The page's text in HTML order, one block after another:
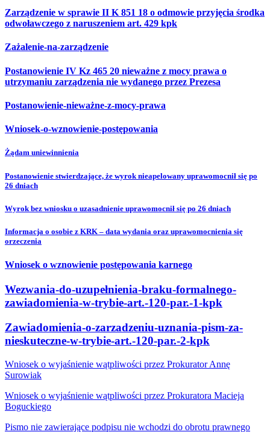
Zarządzenie w sprawie II K 851 18 o odmowie przyjęcia środka
odwoławczego z naruszeniem art. 429 kpk
Zażalenie-na-zarządzenie
Postanowienie IV Kz 465 20 nieważne z mocy prawa o
utrzymaniu zarządzenia nie wydanego przez Prezesa
Postanowienie-nieważne-z-mocy-prawa
Wniosek-o-wznowienie-postępowania
Żądam uniewinnienia
Postanowienie stwierdzające, że wyrok nieapelowany uprawomocnił się po
26 dniach
Wyrok bez wniosku o uzasadnienie uprawomocnił się po 26 dniach
Informacja o osobie z KRK – data wydania oraz uprawomocnienia się
orzeczenia
Wniosek o wznowienie postępowania karnego
Wezwania-do-uzupełnienia-braku-formalnego-
zawiadomienia-w-trybie-art.-120-par.-1-kpk
Zawiadomienia-o-zarzadzeniu-uznania-pism-za-
nieskuteczne-w-trybie-art.-120-par.-2-kpk
Wniosek o wyjaśnienie wątpliwości przez Prokurator Annę
Surowiak
Wniosek o wyjaśnienie wątpliwości przez Prokuratora Macieja
Boguckiego
Pismo nie zawierające podpisu nie wchodzi do obrotu prawnego